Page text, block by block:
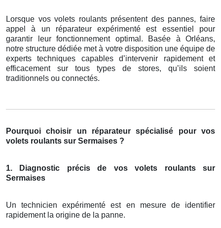
Lorsque vos volets roulants présentent des pannes, faire
appel à un réparateur expérimenté est essentiel pour
garantir leur fonctionnement optimal. Basée à Orléans,
notre structure dédiée met à votre disposition une équipe de
experts techniques capables d’intervenir rapidement et
efficacement sur tous types de stores, qu’ils soient
traditionnels ou connectés.
Pourquoi choisir un réparateur spécialisé pour vos
volets roulants sur Sermaises ?
1. Diagnostic précis de vos volets roulants sur
Sermaises
Un technicien expérimenté est en mesure de identifier
rapidement la origine de la panne.